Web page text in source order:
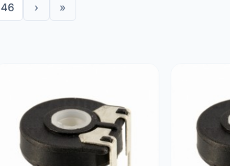
46 › »